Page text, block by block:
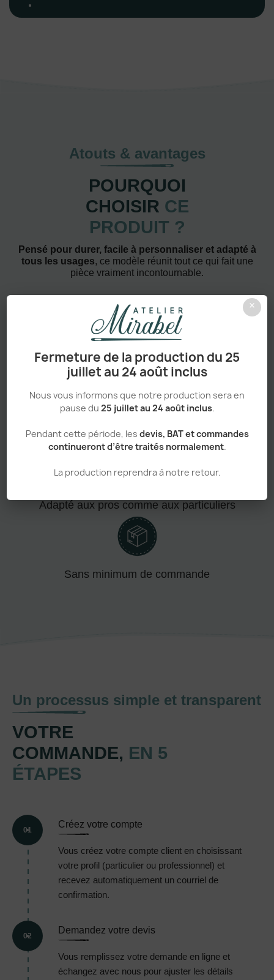
×
Fermeture de la production du 25
juillet au 24 août inclus
Nous vous informons que notre production sera en
pause du 25 juillet au 24 août inclus.
Pendant cette période, les devis, BAT et commandes
continueront d’être traités normalement.
La production reprendra à notre retour.
Atouts & avantages
POURQUOI
CHOISIR CE
PRODUIT ?
Pensé pour durer, facile à personnaliser et adapté à
tous les usages, ce modèle réunit tout ce qui fait une
pièce vraiment incontournable.
Confort absolu & durabilité renforcée
Personnalisation haut de gamme
Adapté aux pros comme aux particuliers
Sans minimum de commande
Un processus simple et transparent
VOTRE
COMMANDE, EN 5
ÉTAPES
01
Créez votre compte
Vous créez votre compte client en choisissant
votre profil (particulier ou professionnel) et
recevez automatiquement un courriel de
confirmation.
02
Demandez votre devis
Vous remplissez votre demande en ligne et
échangez avec nous pour ajuster les détails